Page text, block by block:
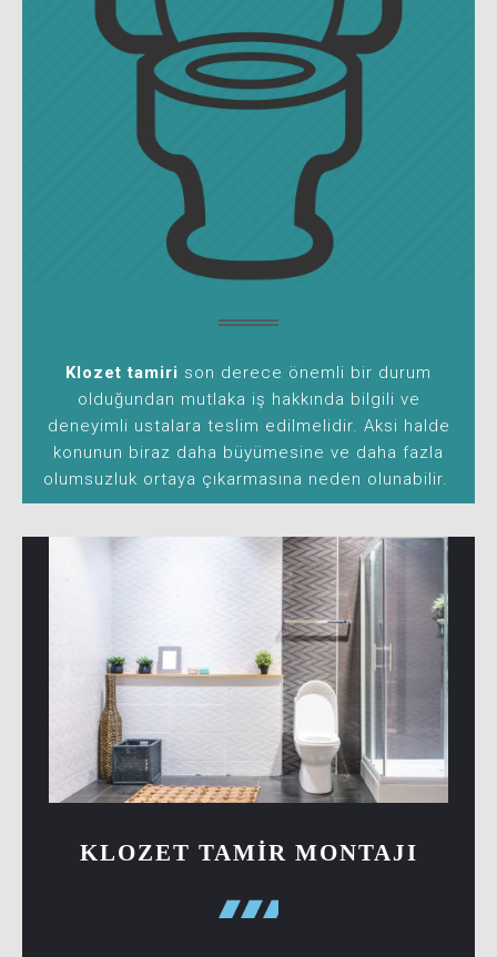
Klozet tamiri son derece önemli bir durum
olduğundan mutlaka iş hakkında bilgili ve
deneyimli ustalara teslim edilmelidir. Aksi halde
konunun biraz daha büyümesine ve daha fazla
olumsuzluk ortaya çıkarmasına neden olunabilir.
KLOZET TAMIR MONTAJI